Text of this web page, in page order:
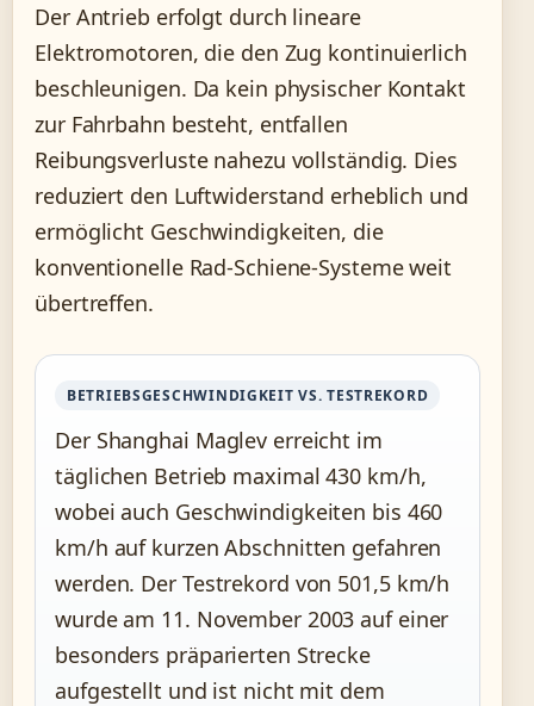
Der Antrieb erfolgt durch lineare
Elektromotoren, die den Zug kontinuierlich
beschleunigen. Da kein physischer Kontakt
zur Fahrbahn besteht, entfallen
Reibungsverluste nahezu vollständig. Dies
reduziert den Luftwiderstand erheblich und
ermöglicht Geschwindigkeiten, die
konventionelle Rad-Schiene-Systeme weit
übertreffen.
BETRIEBSGESCHWINDIGKEIT VS. TESTREKORD
Der Shanghai Maglev erreicht im
täglichen Betrieb maximal 430 km/h,
wobei auch Geschwindigkeiten bis 460
km/h auf kurzen Abschnitten gefahren
werden. Der Testrekord von 501,5 km/h
wurde am 11. November 2003 auf einer
besonders präparierten Strecke
aufgestellt und ist nicht mit dem